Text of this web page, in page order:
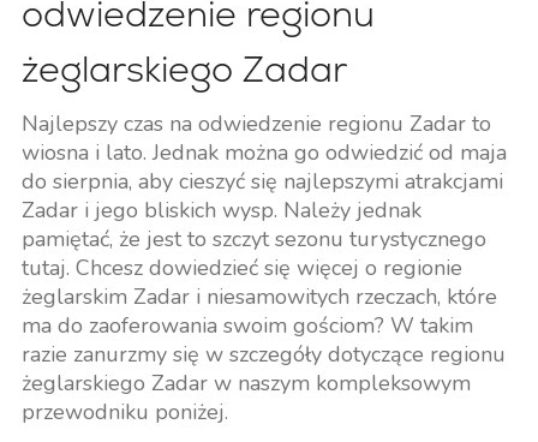
odwiedzenie regionu
żeglarskiego Zadar
Najlepszy czas na odwiedzenie regionu Zadar to
wiosna i lato. Jednak można go odwiedzić od maja
do sierpnia, aby cieszyć się najlepszymi atrakcjami
Zadar i jego bliskich wysp. Należy jednak
pamiętać, że jest to szczyt sezonu turystycznego
tutaj. Chcesz dowiedzieć się więcej o regionie
żeglarskim Zadar i niesamowitych rzeczach, które
ma do zaoferowania swoim gościom? W takim
razie zanurzmy się w szczegóły dotyczące regionu
żeglarskiego Zadar w naszym kompleksowym
przewodniku poniżej.